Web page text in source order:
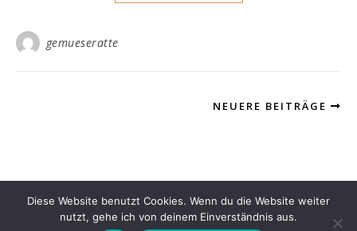
gemueseratte
NEUERE BEITRÄGE
© gemueseratte 2026 *eNtFaLtUnGsArTiSt*
Diese Website benutzt Cookies. Wenn du die Website weiter
nutzt, gehe ich von deinem Einverständnis aus.